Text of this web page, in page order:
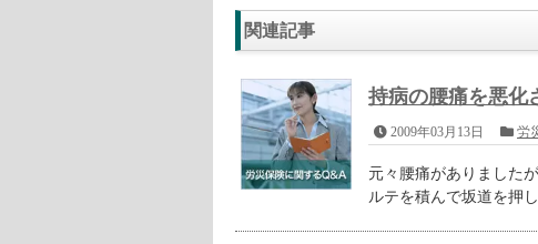
関連記事
持病の腰痛を悪化
2009年03月13日 労
元々腰痛がありました
ルテを積んで坂道を押